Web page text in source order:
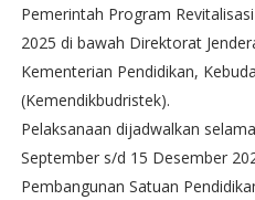
Pemerintah Program
2025 di bawah Direktorat
Kementerian Pendidikan,
(Kemendikbudristek).
Pelaksanaan dijadwalkan
September s/d 15 Desember
Pembangunan Satuan